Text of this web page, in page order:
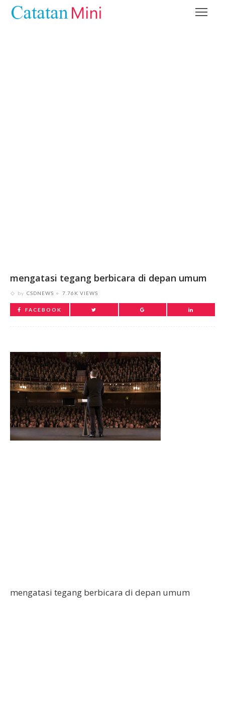
mengatasi tegang berbicara di depan umum
by CSDNEWS 7.76K VIEWS
FACEBOOK
mengatasi tegang berbicara di depan umum